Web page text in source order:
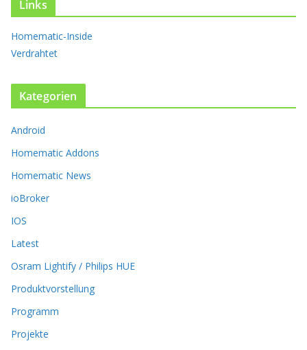
O
t
i
n
k
n
n
n
a
f
d
e
r
r
o
Links
Homematic-Inside
Verdrahtet
Kategorien
Android
Homematic Addons
Homematic News
ioBroker
IOS
Latest
Osram Lightify / Philips HUE
Produktvorstellung
Programm
Projekte